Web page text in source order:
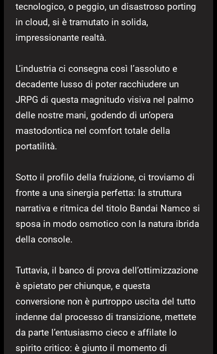
tecnologico, o peggio, un disastroso porting
in cloud, si è tramutato in solida,
impressionante realtà.
L’industria ci consegna così l’assoluto e
decadente lusso di poter racchiudere un
JRPG di questa magnitudo visiva nel palmo
delle nostre mani, godendo di un’opera
mastodontica nel comfort totale della
portatilità.
Sotto il profilo della fruizione, ci troviamo di
fronte a una sinergia perfetta: la struttura
narrativa e ritmica del titolo Bandai Namco si
sposa in modo osmotico con la natura ibrida
della console.
Tuttavia, il banco di prova dell’ottimizzazione
è spietato per chiunque, e questa
conversione non è purtroppo uscita del tutto
indenne dal processo di transizione, mettete
da parte l’entusiasmo cieco e affilate lo
spirito critico: è giunto il momento di